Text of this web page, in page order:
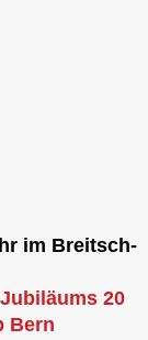
im Breitsch-
20
Bern